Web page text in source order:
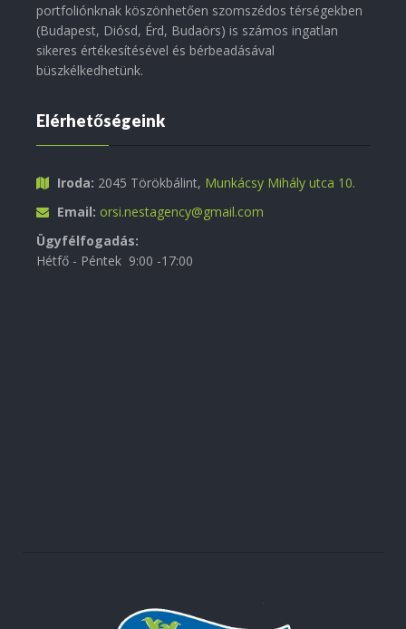
portfoliónknak köszönhetően szomszédos térségekben
(Budapest, Diósd, Érd, Budaörs) is számos ingatlan
sikeres értékesítésével és bérbeadásával
büszkélkedhetünk.
Elérhetőségeink
Iroda: 2045 Törökbálint, Munkácsy Mihály utca 10.
Email: orsi.nestagency@gmail.com
Ügyfélfogadás:
Hétfő - Péntek 9:00 -17:00